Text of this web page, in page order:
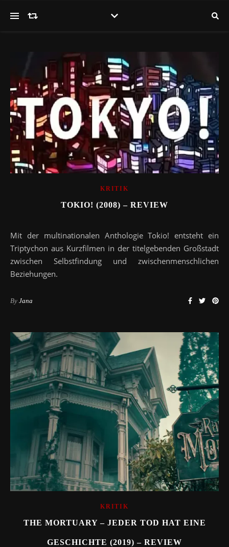
KRITIK
TOKIO! (2008) – REVIEW
Mit der multinationalen Anthologie Tokio! entsteht ein
Triptychon aus Kurzfilmen in der titelgebenden Großstadt
zwischen Selbstfindung und zwischenmenschlichen
Beziehungen.
By Jana
KRITIK
THE MORTUARY – JEDER TOD HAT EINE
GESCHICHTE (2019) – REVIEW